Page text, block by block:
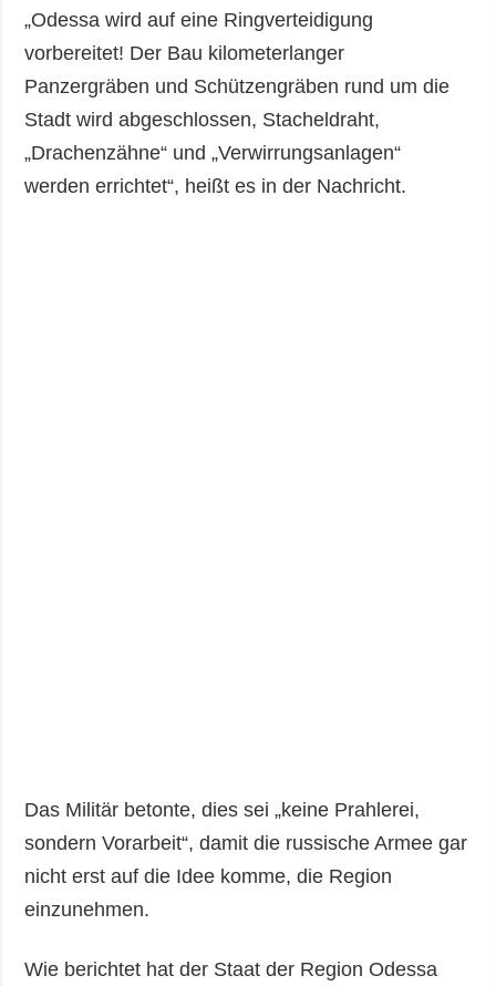
„Odessa wird auf eine Ringverteidigung
vorbereitet! Der Bau kilometerlanger
Panzergräben und Schützengräben rund um die
Stadt wird abgeschlossen, Stacheldraht,
„Drachenzähne“ und „Verwirrungsanlagen“
werden errichtet“, heißt es in der Nachricht.
Das Militär betonte, dies sei „keine Prahlerei,
sondern Vorarbeit“, damit die russische Armee gar
nicht erst auf die Idee komme, die Region
einzunehmen.
Wie berichtet hat der Staat der Region Odessa